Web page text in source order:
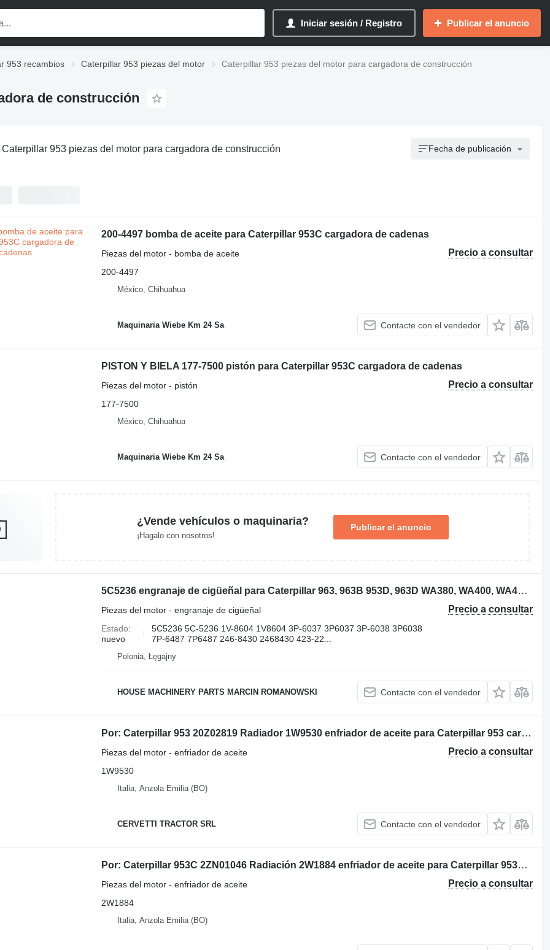
Iniciar sesión / Registro Publicar el anuncio
953 recambios Caterpillar 953 piezas del motor Caterpillar 953 piezas del motor para cargadora de construcción
de construcción
Caterpillar 953 piezas del motor para cargadora de construcción Fecha de publicación
200-4497 bomba de aceite para Caterpillar 953C cargadora de cadenas
Precio a consultar
Piezas del motor - bomba de aceite
200-4497
México, Chihuahua
Maquinaria Wiebe Km 24 Sa Contacte con el vendedor
PISTON Y BIELA 177-7500 pistón para Caterpillar 953C cargadora de cadenas
Precio a consultar
Piezas del motor - pistón
177-7500
México, Chihuahua
Maquinaria Wiebe Km 24 Sa Contacte con el vendedor
¿Vende vehículos o maquinaria?
¡Hagalo con nosotros!
Publicar el anuncio
5C5236 engranaje de cigüeñal para Caterpillar 963, 963B 953D, 963D WA380, WA400, WA430 GD535, WA380-6, WA380-7 cargadora de ruedas
Precio a consultar
Piezas del motor - engranaje de cigüeñal
Estado
nuevo
5C5236 5C-5236 1V-8604 1V8604 3P-6037 3P6037 3P-6038 3P6038
7P-6487 7P6487 246-8430 2468430 423-22...
Polonia, Łęgajny
HOUSE MACHINERY PARTS MARCIN ROMANOWSKI Contacte con el vendedor
Por: Caterpillar 953 20Z02819 Radiador 1W9530 enfriador de aceite para Caterpillar 953 cargadora de cadenas
Precio a consultar
Piezas del motor - enfriador de aceite
1W9530
Italia, Anzola Emilia (BO)
CERVETTI TRACTOR SRL Contacte con el vendedor
Por: Caterpillar 953C 2ZN01046 Radiación 2W1884 enfriador de aceite para Caterpillar 953C 2ZN01046 cargadora de cadenas
Precio a consultar
Piezas del motor - enfriador de aceite
2W1884
Italia, Anzola Emilia (BO)